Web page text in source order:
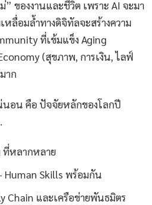
ของงานและชีวิต เพราะ AI จะมา
ลื่อมล้ำทางดิจิทัลจะสร้างความ
ที่เข้มแข็ง Aging
(สุขภาพ, การเงิน, ไลฟ์
าก
นอน คือ ปัจจัยหลักของโลกปี
ที่หลากหลาย
Human Skills พร้อมกัน
Chain และเครือข่ายพันธมิตร